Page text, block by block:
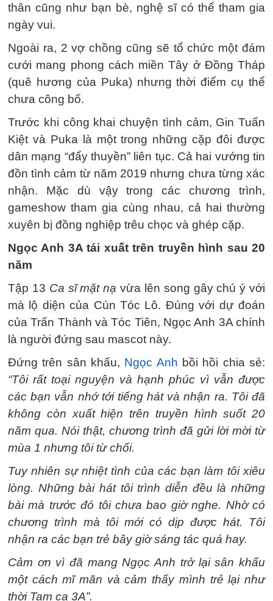
thân cũng như bạn bè, nghệ sĩ có thể tham gia
ngày vui.
Ngoài ra, 2 vợ chồng cũng sẽ tổ chức một đám
cưới mang phong cách miền Tây ở Đồng Tháp
(quê hương của Puka) nhưng thời điểm cụ thể
chưa công bố.
Trước khi công khai chuyện tình cảm, Gin Tuấn
Kiệt và Puka là một trong những cặp đôi được
dân mạng “đẩy thuyền” liên tục. Cả hai vướng tin
đồn tình cảm từ năm 2019 nhưng chưa từng xác
nhận. Mặc dù vậy trong các chương trình,
gameshow tham gia cùng nhau, cả hai thường
xuyên bị đồng nghiệp trêu chọc và ghép cặp.
Ngọc Anh 3A tái xuất trên truyền hình sau 20
năm
Tập 13 Ca sĩ mặt nạ vừa lên song gây chú ý với
mà lộ diện của Cún Tóc Lô. Đúng với dự đoán
của Trấn Thành và Tóc Tiên, Ngọc Anh 3A chính
là người đứng sau mascot này.
Đứng trên sân khấu, Ngọc Anh bồi hồi chia sẻ:
“Tôi rất toại nguyện và hạnh phúc vì vẫn được
các bạn vẫn nhớ tới tiếng hát và nhận ra. Tôi đã
không còn xuất hiện trên truyền hình suốt 20
năm qua. Nói thật, chương trình đã gửi lời mời từ
mùa 1 nhưng tôi từ chối.
Tuy nhiên sự nhiệt tình của các bạn làm tôi xiêu
lòng. Những bài hát tôi trình diễn đều là những
bài mà trước đó tôi chưa bao giờ nghe. Nhờ có
chương trình mà tôi mới có dịp được hát. Tôi
nhận ra các bạn trẻ bây giờ sáng tác quá hay.
Cảm ơn vì đã mang Ngọc Anh trở lại sân khấu
một cách mĩ mãn và cảm thấy mình trẻ lại như
thời Tam ca 3A”.